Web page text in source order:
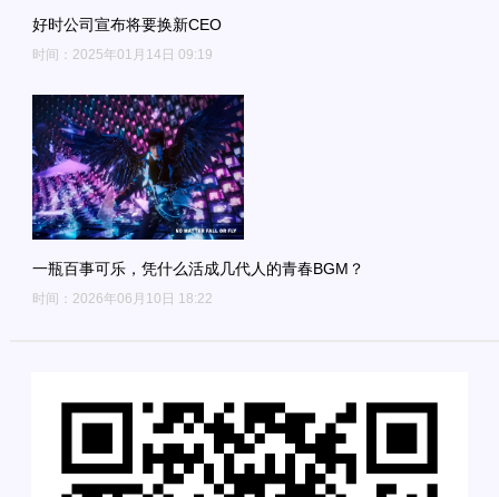
好时公司宣布将要换新CEO
时间：2025年01月14日 09:19
一瓶百事可乐，凭什么活成几代人的青春BGM？
时间：2026年06月10日 18:22